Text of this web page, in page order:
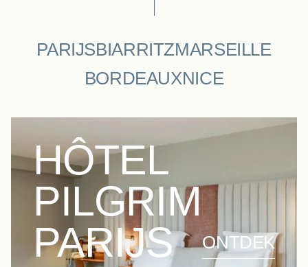
PARIJSBIARRITZMARSEILLE
BORDEAUXNICE
HÔTEL
PILGRIM
PARIJS
ONTDEK